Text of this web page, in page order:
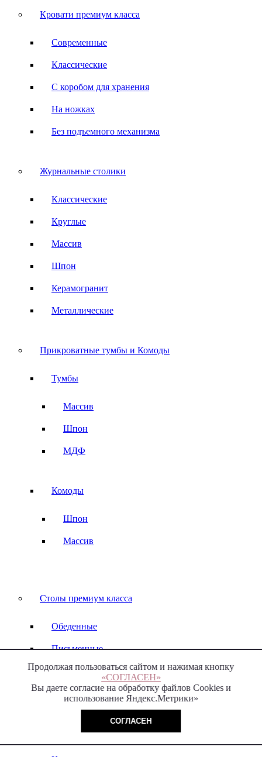
Продолжая пользоваться сайтом и нажимая кнопку
«СОГЛАСЕН»
Вы даете согласие на обработку файлов Cookies и
использование Яндекс.Метрики»
СОГЛАСЕН
Кровати премиум класса
Современные
Классические
С коробом для хранения
На ножках
Без подъемного механизма
Журнальные столики
Классические
Круглые
Массив
Шпон
Керамогранит
Металлические
Прикроватные тумбы и Комоды
Тумбы
Массив
Шпон
МДФ
Комоды
Шпон
Массив
Столы премиум класса
Обеденные
Письменные
Столы-консоли
Массив